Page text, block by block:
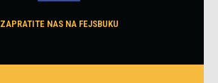
ZAPRATITE NAS NA FEJSBUKU